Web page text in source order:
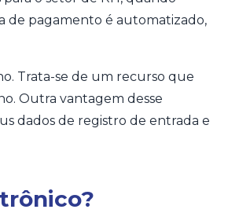
de pagamento é automatizado,
Trata-se de um recurso que
Outra vantagem desse
dados de registro de entrada e